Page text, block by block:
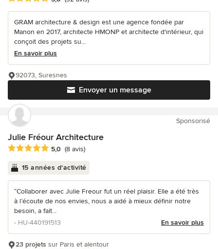
GRAM architecture & design est une agence fondée par
Manon en 2017, architecte HMONP et architecte d'intérieur, qui
conçoit des projets su...
En savoir plus
Envoyer un message
92073, Suresnes
Sponsorisé
Julie Fréour Architecture
Note moyenne : 5 étoiles sur 5
5,0 (8 avis)
15 années d'activité
“Collaborer avec Julie Freour fut un réel plaisir. Elle a été très
à l’écoute de nos envies, nous a aidé à mieux définir notre
besoin, a fait...
- HU-440191513
En savoir plus
23 projets sur Paris et alentour